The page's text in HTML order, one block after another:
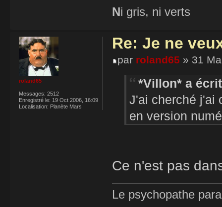
Ni gris, ni verts
Re: Je ne
par roland65 » 31
*Villon* a
J'ai cherché j'ai
en version
Ce n'est pas
Le psychopathe
roland65
Messages: 2512
Enregistré le: 19 Oct 2006, 16:09
Localisation: Planète Mars